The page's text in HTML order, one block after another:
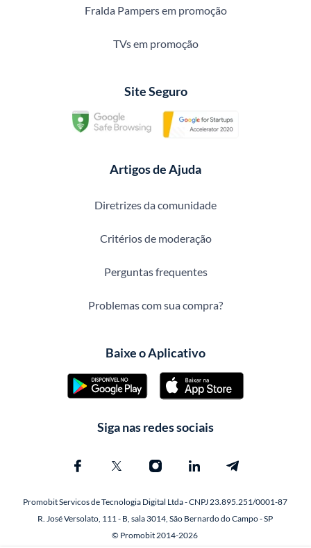
Fralda Pampers em promoção
TVs em promoção
Site Seguro
Artigos de Ajuda
Diretrizes da comunidade
Critérios de moderação
Perguntas frequentes
Problemas com sua compra?
Baixe o Aplicativo
Siga nas redes sociais
Promobit Servicos de Tecnologia Digital Ltda - CNPJ 23.895.251/0001-87
R. José Versolato, 111 - B, sala 3014, São Bernardo do Campo - SP
© Promobit 2014-2026